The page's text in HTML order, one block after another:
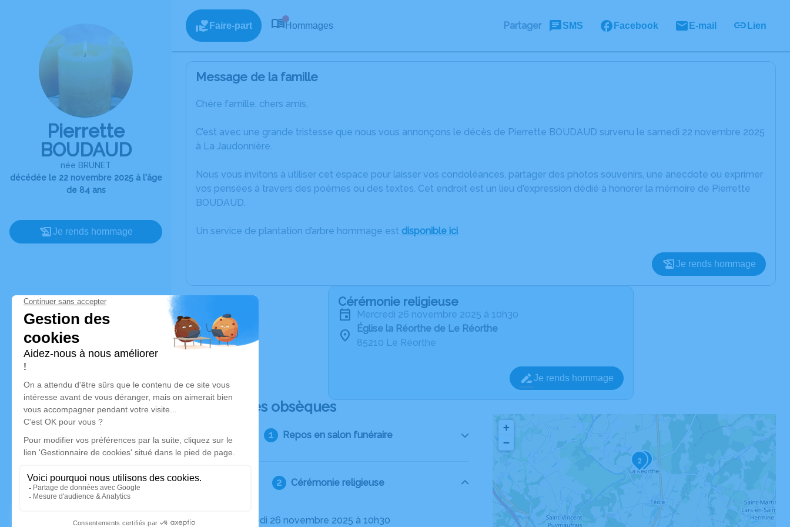
Pierrette
BOUDAUD
née BRUNET
décédée le 22 novembre 2025 à l'âge
de 84 ans
Je rends hommage
Faire-part Hommages Partager SMS Facebook E-mail Lien
Message de la famille
Chère famille, chers amis,
C’est avec une grande tristesse que nous vous annonçons le décès de Pierrette BOUDAUD survenu le samedi 22 novembre 2025
à La Jaudonnière.
Nous vous invitons à utiliser cet espace pour laisser vos condoléances, partager des photos souvenirs, une anecdote ou exprimer
vos pensées à travers des poèmes ou des textes. Cet endroit est un lieu d'expression dédié à honorer la mémoire de Pierrette
BOUDAUD.
Un service de plantation d’arbre hommage est disponible ici.
Je rends hommage
Cérémonie religieuse
mercredi 26 novembre 2025 à 10h30
Église la Réorthe de Le Réorthe
85210 Le Réorthe
Je rends hommage
Déroulé des obsèques
Repos en salon funéraire
Cérémonie religieuse
Le mercredi 26 novembre 2025 à 10h30
2
+
−